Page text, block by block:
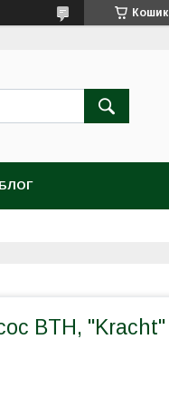
Кошик
БЛОГ
BTH, "Kracht"